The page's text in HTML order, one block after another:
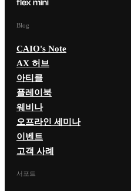
Blog
CAIO's Note
AX 허브
아티클
플레이북
웨비나
오프라인 세미나
이벤트
고객 사례
서포트